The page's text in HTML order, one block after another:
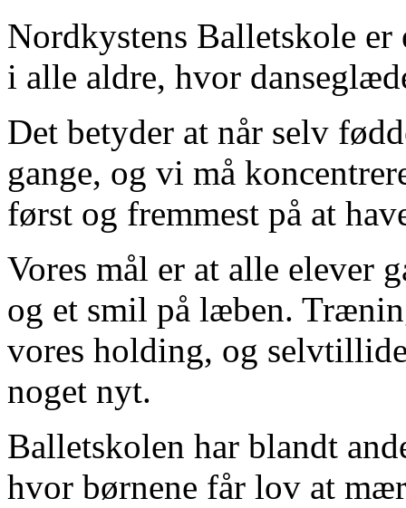
Nordkystens Balletskole
i alle aldre, hvor
Det betyder at når selv
gange, og vi må
først og fremmest på at
Vores mål er at alle elever
og et smil på læben.
vores holding, og
noget nyt.
Balletskolen har blandt
hvor børnene får lov at